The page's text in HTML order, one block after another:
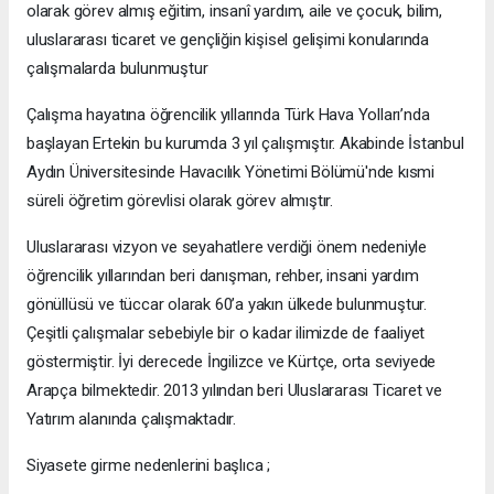
olarak görev almış eğitim, insanî yardım, aile ve çocuk, bilim,
uluslararası ticaret ve gençliğin kişisel gelişimi konularında
çalışmalarda bulunmuştur
Çalışma hayatına öğrencilik yıllarında Türk Hava Yolları’nda
başlayan Ertekin bu kurumda 3 yıl çalışmıştır. Akabinde İstanbul
Aydın Üniversitesinde Havacılık Yönetimi Bölümü'nde kısmi
süreli öğretim görevlisi olarak görev almıştır.
Uluslararası vizyon ve seyahatlere verdiği önem nedeniyle
öğrencilik yıllarından beri danışman, rehber, insani yardım
gönüllüsü ve tüccar olarak 60’a yakın ülkede bulunmuştur.
Çeşitli çalışmalar sebebiyle bir o kadar ilimizde de faaliyet
göstermiştir. İyi derecede İngilizce ve Kürtçe, orta seviyede
Arapça bilmektedir. 2013 yılından beri Uluslararası Ticaret ve
Yatırım alanında çalışmaktadır.
Siyasete girme nedenlerini başlıca ;